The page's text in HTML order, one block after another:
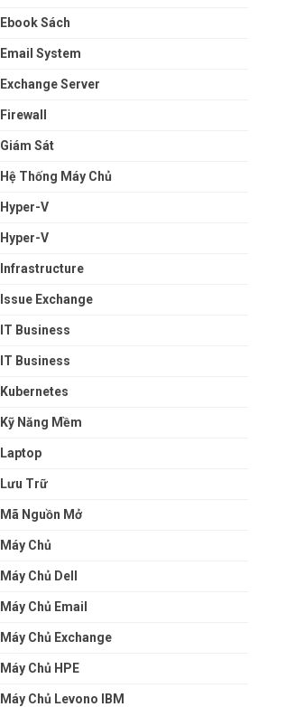
Ebook Sách
Email System
Exchange Server
Firewall
Giám Sát
Hệ Thống Máy Chủ
Hyper-V
Hyper-V
Infrastructure
Issue Exchange
IT Business
IT Business
Kubernetes
Kỹ Năng Mềm
Laptop
Lưu Trữ
Mã Nguồn Mở
Máy Chủ
Máy Chủ Dell
Máy Chủ Email
Máy Chủ Exchange
Máy Chủ HPE
Máy Chủ Levono IBM